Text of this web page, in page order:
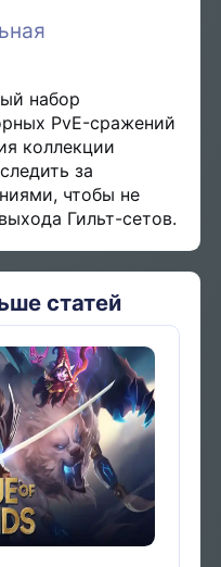
набор
PvE-сражений
коллекции
за
чтобы не
Гильт-сетов.
статей